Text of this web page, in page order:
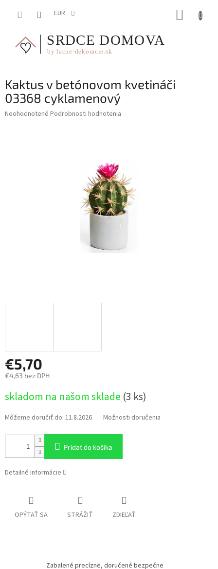
EUR
Kaktus v betónovom kvetináči
03368 cyklamenový
Priemerné
Neohodnotené Podrobnosti hodnotenia
€5,70
€4,63 bez DPH
cena:
skladom na našom sklade (3 ks)
Môžeme doručiť do: 11.8.2026 Možnosti doručenia
Pridať do košíka
Detailné informácie
OPÝTAŤ SA STRÁŽIŤ ZDIEĽAŤ
Zabalené precízne, doručené bezpečne